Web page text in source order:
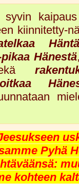
syvin
kiinnitetty-
Häntä
Hänestä,
Pyhä
kohteen